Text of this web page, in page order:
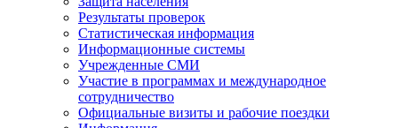
Результаты проверок
Статистическая информация
Информационные системы
Учрежденные СМИ
Участие в программах и международное
сотрудничество
Официальные визиты и рабочие поездки